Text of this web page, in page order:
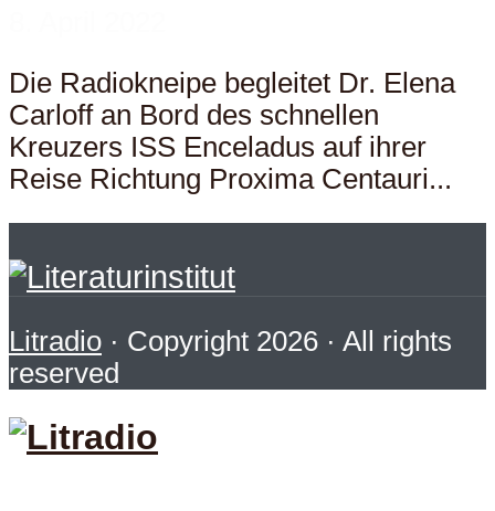
Die Radiokneipe begleitet Dr. Elena
Carloff an Bord des schnellen
Kreuzers ISS Enceladus auf ihrer
Reise Richtung Proxima Centauri...
Litradio · Copyright 2026 · All rights
reserved